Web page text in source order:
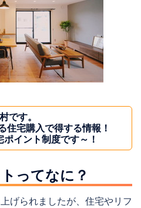
です。
住宅購入で得する情報！
ポイント制度です～！
ってなに？
げられましたが、住宅やリフ